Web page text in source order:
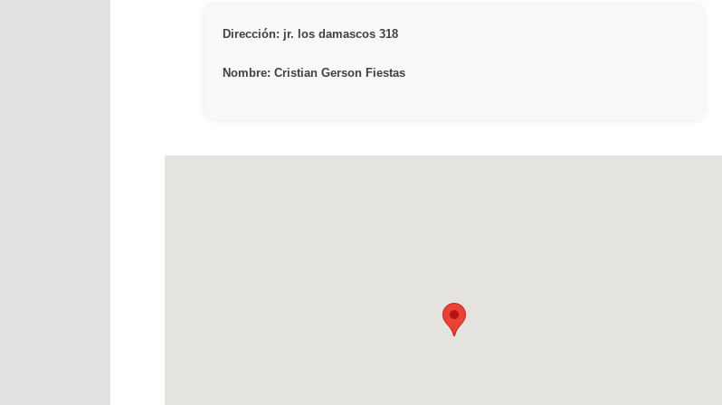
Dirección: jr. los damascos 318
Nombre: Cristian Gerson Fiestas